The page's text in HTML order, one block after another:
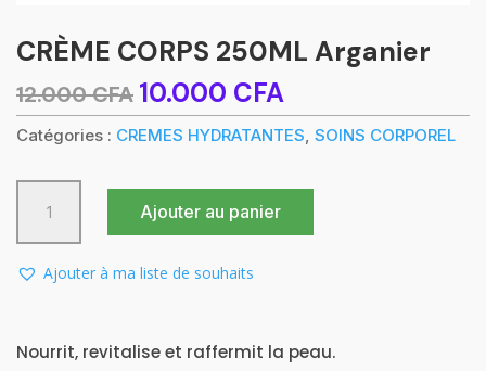
CRÈME CORPS 250ML Arganier
12.000CFA Le
prix
initial
12.000 CFA.
10.000 CFALe
prix
actuel
10.000 CFA.
Catégories : CREMES HYDRATANTES, SOINS CORPOREL
CRÈME
CORPS
Ajouter au panier
Ajouter à ma liste de souhaits
Nourrit, revitalise et raffermit la peau.